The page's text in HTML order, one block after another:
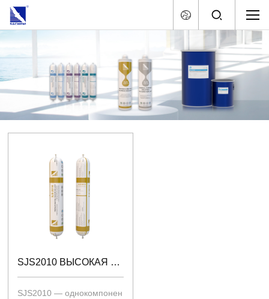
SJS2010 ВЫСОКАЯ ПРОИЗВОДИТЕЛЬНОСТЬ СИЛИКОНОВЫЙ ГЕРМЕТИК
SJS2010 — однокомпонен